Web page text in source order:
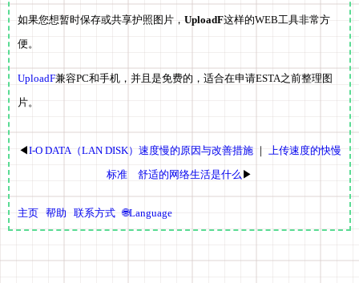
如果您想暂时保存或共享护照图片， UploadF这样的WEB工具非常方
便。
UploadF兼容PC和手机，并且是免费的，适合在申请ESTA之前整理图
片。
◀I-O DATA（LAN DISK）速度慢的原因与改善措施｜ 上传速度的快慢
标准 舒适的网络生活是什么 ▶
主页 帮助 联系方式 🌐Language